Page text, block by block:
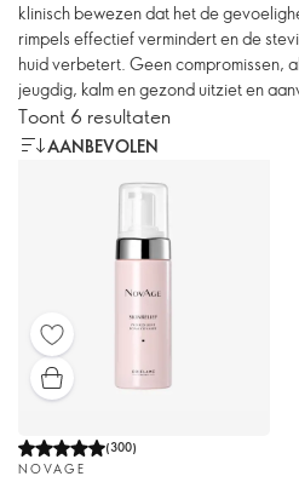
klinisch bewezen dat het de
rimpels effectief vermindert en de
huid verbetert. Geen compromissen,
jeugdig, kalm en gezond uitziet en
Toont 6 resultaten
AANBEVOLEN
(300)
NOVAGE